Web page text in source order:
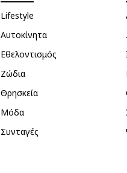
Lifestyle
Αυτοκίνητα
Εθελοντισμός
Ζώδια
Θρησκεία
Μόδα
Συνταγές